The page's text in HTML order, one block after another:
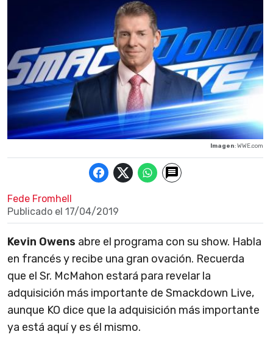
Imagen: WWE.com
Fede Fromhell
Publicado el 17/04/2019
Kevin Owens abre el programa con su show. Habla
en francés y recibe una gran ovación. Recuerda
que el Sr. McMahon estará para revelar la
adquisición más importante de Smackdown Live,
aunque KO dice que la adquisición más importante
ya está aquí y es él mismo.